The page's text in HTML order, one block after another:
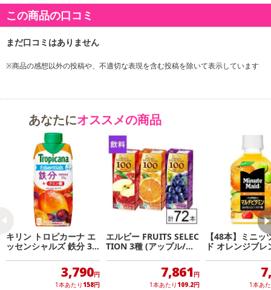
富に含む健康果実、手軽に栄養補給ができる果汁100%ジュースで
す。
・賞味期限：
・原産国（最終加工地）：日本
・原材料/材質/素材：果実(オレンジ、ぶどう、りんご、うんしゅう
みかん、レモン)、香料、ビオチン
・その他商品仕様：栄養成分表示：(100mlあたり)エネルギー:49kca
l たんぱく質:0.4g 脂質:0g 炭水化物:11.9g ナトリウム:0mg ビオチ
ン:12.5g
注意事項
【賞味・消費期限のある商品について】
商品到着時点でのお日持ち期間は、配送日数などにより異なります
のでご了承ください。
この商品の口コミ
※商品の感想以外の投稿や、不適切な表現を含む投稿を除いて表示しています
あなたにオススメの商品
キリン トロピカーナ エ
ッセンシャルズ 鉄分 33
0ml×24本
3,790円
1本あたり 158円
エルビー FRUITS SELEC
TION 3種 (アップル/オ
レンジ/グレープ)
7,861 円
1本あたり 109.2円
【48本】ミニッ
ド オレンジブレ
1本あ